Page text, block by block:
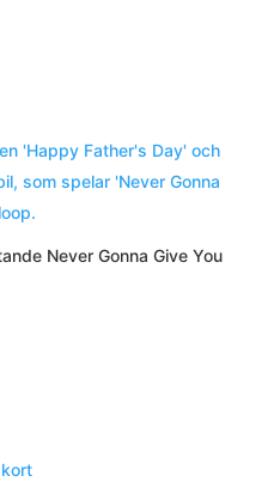
Never Gonna Give You